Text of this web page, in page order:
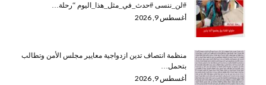
#لن_ننسى #حدث_في_مثل_هذا_اليوم “رحلة…
أغسطس 9, 2026
منظمة انتصاف تدين ازدواجية معايير مجلس الأمن وتطالب
بتحمل…
أغسطس 9, 2026